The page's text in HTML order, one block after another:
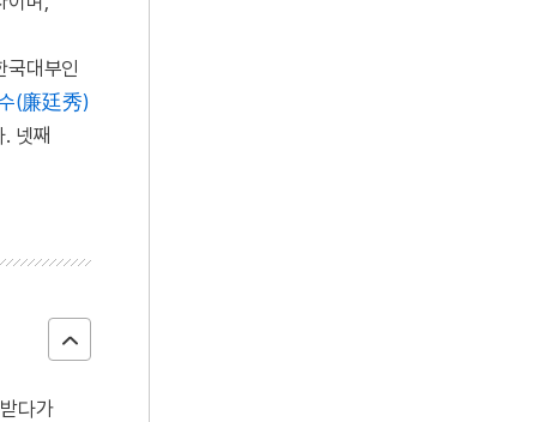
대부인
(廉廷秀)
넷째
다가